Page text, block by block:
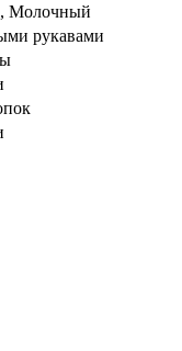
Молочный
рукавами